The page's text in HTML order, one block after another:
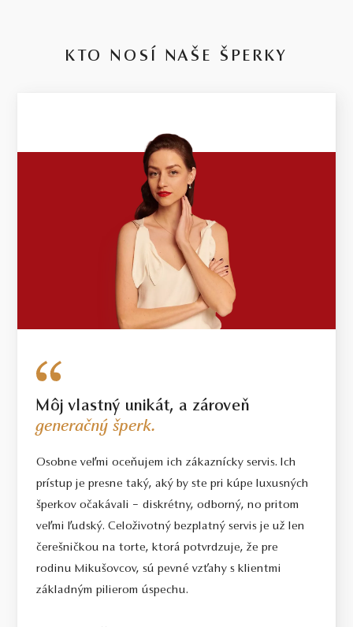
KTO NOSÍ NAŠE ŠPERKY
Môj vlastný unikát, a zároveň
generačný šperk.
Osobne veľmi oceňujem ich zákaznícky servis. Ich
prístup je presne taký, aký by ste pri kúpe luxusných
šperkov očakávali – diskrétny, odborný, no pritom
veľmi ľudský. Celoživotný bezplatný servis je už len
čerešničkou na torte, ktorá potvrdzuje, že pre
rodinu Mikušovcov, sú pevné vzťahy s klientmi
základným pilierom úspechu.